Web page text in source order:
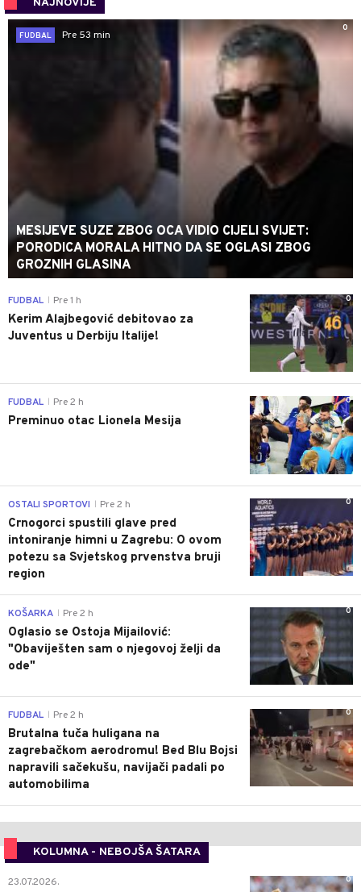
NAJNOVIJE
0
FUDBAL
Pre 53 min
MESIJEVE SUZE ZBOG OCA VIDIO CIJELI SVIJET:
PORODICA MORALA HITNO DA SE OGLASI ZBOG
GROZNIH GLASINA
0
FUDBAL Pre 1 h
Kerim Alajbegović debitovao za
Juventus u Derbiju Italije!
0
FUDBAL Pre 2 h
Preminuo otac Lionela Mesija
0
OSTALI SPORTOVI Pre 2 h
Crnogorci spustili glave pred
intoniranje himni u Zagrebu: O ovom
potezu sa Svjetskog prvenstva bruji
region
0
KOŠARKA Pre 2 h
Oglasio se Ostoja Mijailović:
"Obaviješten sam o njegovoj želji da
ode"
0
FUDBAL Pre 2 h
Brutalna tuča huligana na
zagrebačkom aerodromu! Bed Blu Bojsi
napravili sačekušu, navijači padali po
automobilima
KOLUMNA - NEBOJŠA ŠATARA
0
23.07.2026.